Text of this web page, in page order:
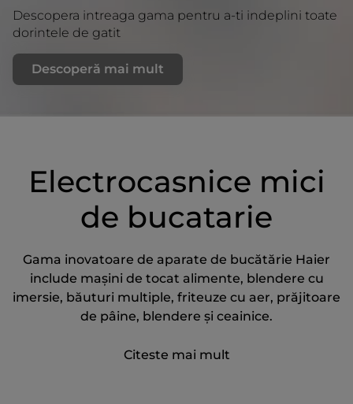
Descopera intreaga gama pentru a-ti indeplini toate
dorintele de gatit
Descoperă mai mult
Electrocasnice mici
de bucatarie
Gama inovatoare de aparate de bucătărie Haier
include mașini de tocat alimente, blendere cu
imersie, băuturi multiple, friteuze cu aer, prăjitoare
de pâine, blendere și ceainice.
Citeste mai mult